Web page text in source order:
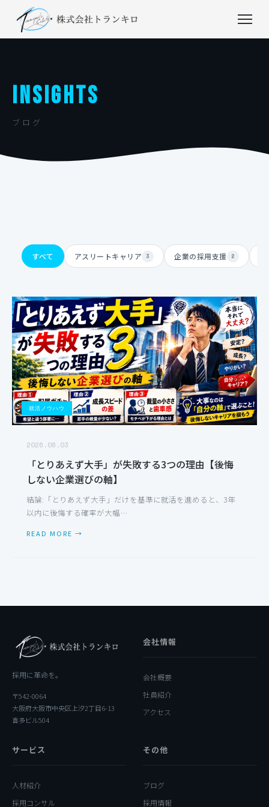
INSIGHTS
ブログ
すべて アスリートキャリア 3 企業の採用支援 2
就活ノウハウ
2026.06.03
「とりあえず大手」が失敗する3つの理由【後悔
しない企業選びの軸】
結論:「とりあえず大手」だけを基準に就活を進めると、3年
以内に後悔する確率が大幅…
READ MORE →
採用に革命を。
〒542-0064
大阪府大阪市中央区上汐2丁目6-13
喜多ビル504
会社情報
会社概要
社員紹介
アクセス
サービス
人材紹介
採用コンサル
その他
ブログ
採用情報